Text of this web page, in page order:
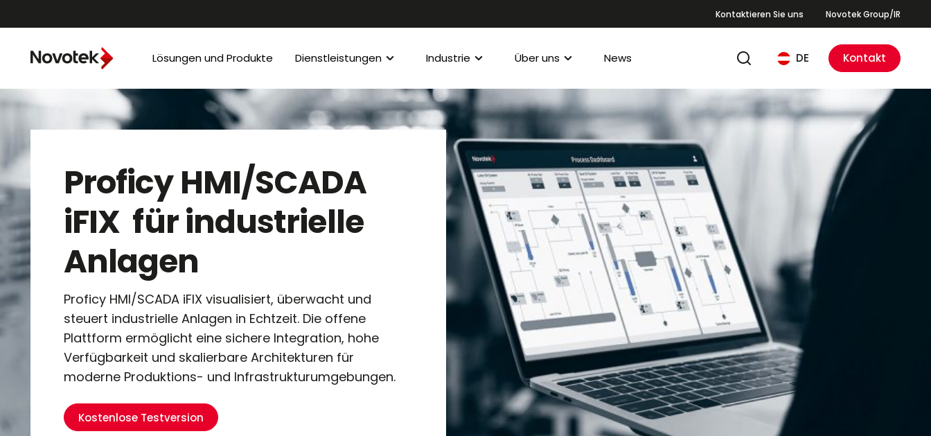
Kontaktieren Sie uns Novotek Group/IR
Lösungen und Produkte Dienstleistungen Industrie Über uns News DE Kontakt
Proficy HMI/SCADA
iFIX für industrielle
Anlagen
Proficy HMI/SCADA iFIX visualisiert, überwacht und
steuert industrielle Anlagen in Echtzeit. Die offene
Plattform ermöglicht eine sichere Integration, hohe
Verfügbarkeit und skalierbare Architekturen für
moderne Produktions- und Infrastrukturumgebungen.
Kostenlose Testversion